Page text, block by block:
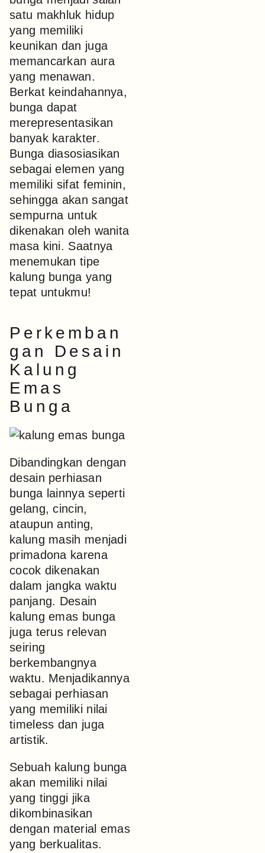
satu makhluk hidup
yang memiliki
keunikan dan juga
memancarkan aura
yang menawan.
Berkat keindahannya,
bunga dapat
merepresentasikan
banyak karakter.
Bunga diasosiasikan
sebagai elemen yang
memiliki sifat feminin,
sehingga akan sangat
sempurna untuk
dikenakan oleh wanita
masa kini. Saatnya
menemukan tipe
kalung bunga yang
tepat untukmu!
Perkemban
gan Desain
Kalung
Emas
Bunga
Dibandingkan dengan
desain perhiasan
bunga lainnya seperti
gelang, cincin,
ataupun anting,
kalung masih menjadi
primadona karena
cocok dikenakan
dalam jangka waktu
panjang. Desain
kalung emas bunga
juga terus relevan
seiring
berkembangnya
waktu. Menjadikannya
sebagai perhiasan
yang memiliki nilai
timeless dan juga
artistik.
Sebuah kalung bunga
akan memiliki nilai
yang tinggi jika
dikombinasikan
dengan material emas
yang berkualitas.